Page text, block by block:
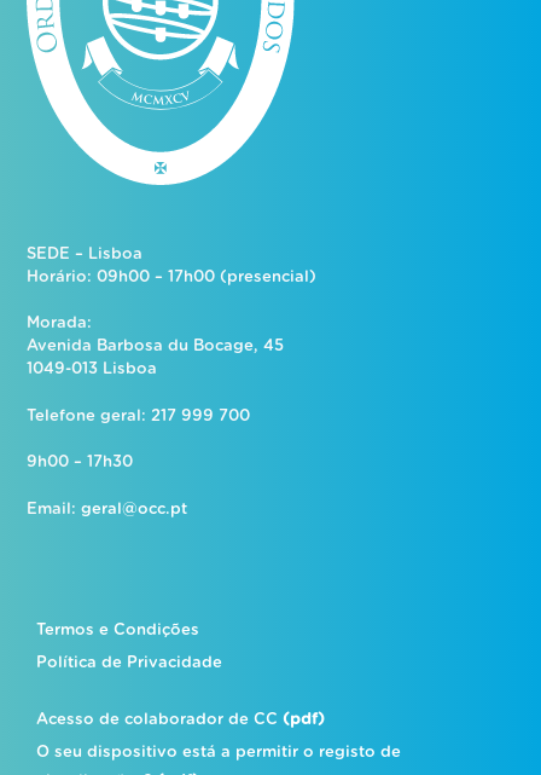
SEDE – Lisboa
Horário: 09h00 – 17h00 (presencial)
Morada:
Avenida Barbosa du Bocage, 45
1049-013 Lisboa
Telefone geral: 217 999 700
9h00 – 17h30
Email:geral@occ.pt
Termos e Condições
Política de Privacidade
Acesso de colaborador de CC(pdf)
O seu dispositivo está a permitir o registo de